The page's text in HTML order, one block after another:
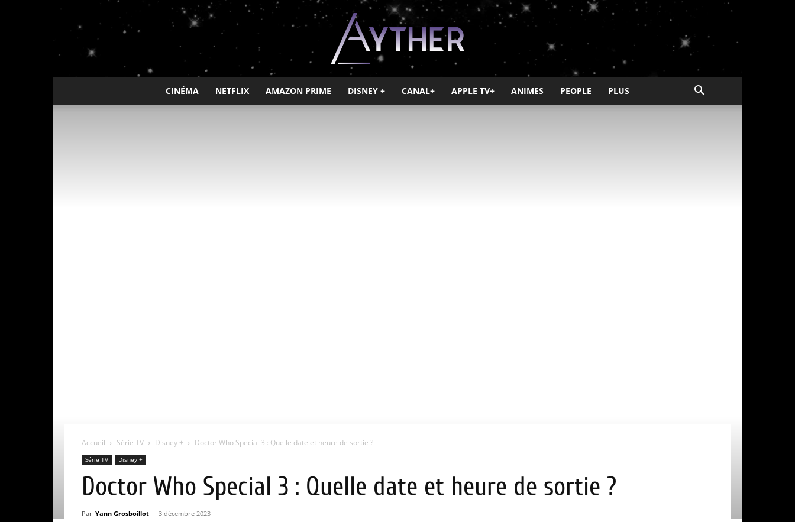
Ayther
CINÉMA NETFLIX AMAZON PRIME DISNEY + CANAL+ APPLE TV+ ANIMES PEOPLE PLUS
Accueil Série TV Disney + Doctor Who Special 3 : Quelle date et heure de sortie ?
Série TV Disney +
Doctor Who Special 3 : Quelle date et heure de sortie ?
Par Yann Grosboillot - 3 décembre 2023